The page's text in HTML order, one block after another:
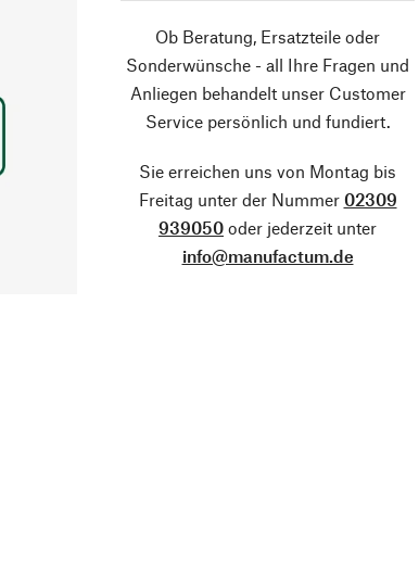
Ob Beratung, Ersatzteile oder
Sonderwünsche - all Ihre Fragen und
Anliegen behandelt unser Customer
Service persönlich und fundiert.
Sie erreichen uns von Montag bis
Freitag unter der Nummer 02309
939050 oder jederzeit unter
info@manufactum.de